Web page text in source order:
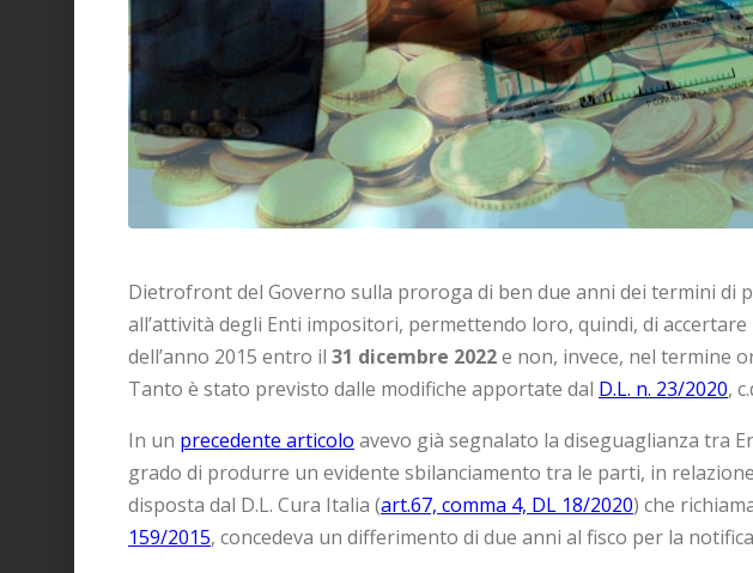
Dietrofront del Governo sulla proroga di ben due anni dei termini di
all’attività degli Enti impositori, permettendo loro, quindi, di accertare
dell’anno 2015 entro il 31 dicembre 2022e non, invece, nel termine
Tanto è stato previsto dalle modifiche apportate dal D.L. n. 23/2020,
In un precedente articolo avevo già segnalato la diseguaglianza tra
grado di produrre un evidente sbilanciamento tra le parti, in
disposta dal D.L. Cura Italia (art.67, comma 4, DL 18/2020) che
159/2015, concedeva un differimento di due anni al fisco per la